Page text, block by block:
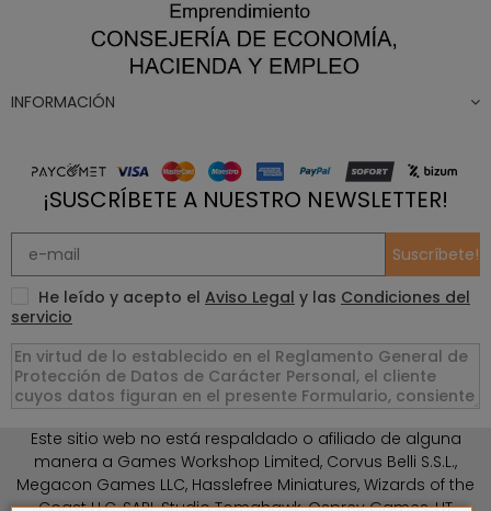
INFORMACIÓN
¡SUSCRÍBETE A NUESTRO NEWSLETTER!
Suscríbete!
He leído y acepto el Aviso Legal y las Condiciones del
servicio
Este sitio web no está respaldado o afiliado de alguna
manera a Games Workshop Limited, Corvus Belli S.S.L.,
Megacon Games LLC, Hasslefree Miniatures, Wizards of the